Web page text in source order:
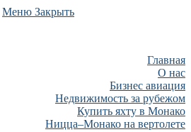
Меню Закрыть
Главная
О нас
Бизнес авиация
Недвижимость за рубежом
Купить яхту в Монако
Ницца–Монако на вертолете